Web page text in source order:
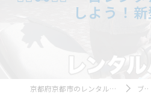
しよう！
京都府京都市のレンタルバイクならモトハーバー１ ブログ